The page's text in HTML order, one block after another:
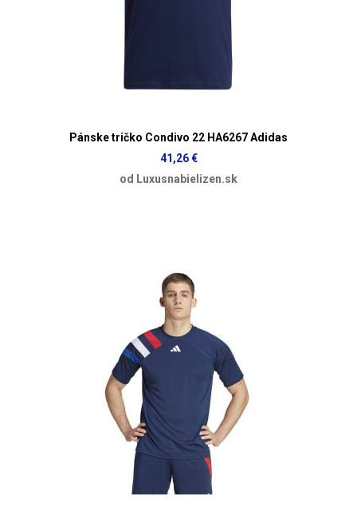
Pánske tričko Condivo 22 HA6267 Adidas
41,26 €
od Luxusnabielizen.sk